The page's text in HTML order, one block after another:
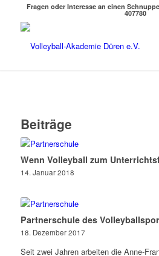
Fragen oder Interesse an einen
407780
Beiträge
Wenn Volleyball zum
14. Januar 2018
Partnerschule des
18. Dezember 2017
Seit zwei Jahren arbeiten die Anne-